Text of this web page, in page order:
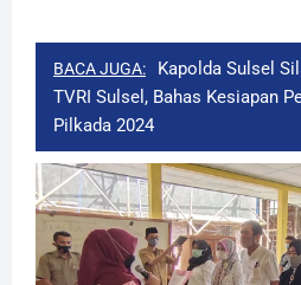
BACA JUGA:
Kapolda Sulsel
TVRI Sulsel, Bahas Kesiapan
Pilkada 2024